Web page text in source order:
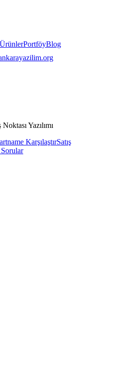
ÜrünlerPortföyBlog
Yazılımı
KarşılaştırSatış
Sorular